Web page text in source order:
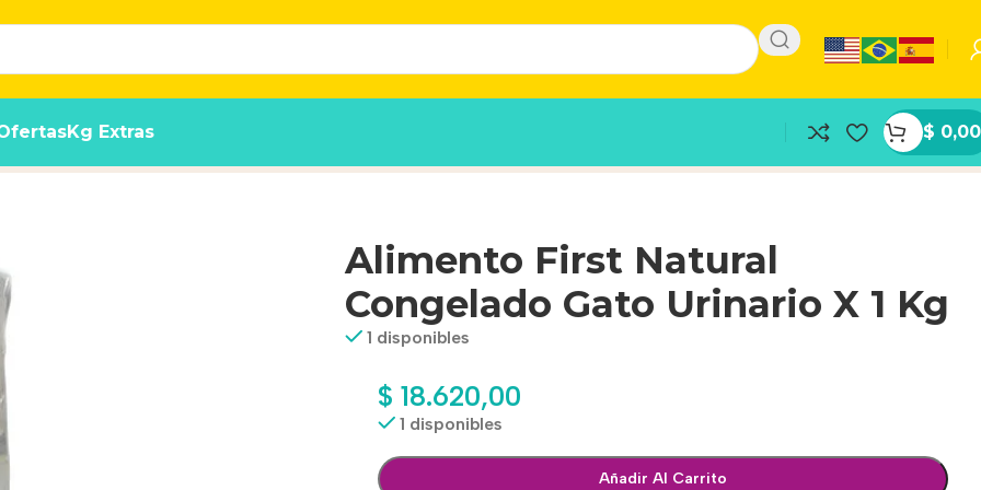
Kg Extras $ 0,00
X 1 Kg
Alimento First Natural
Congelado Gato Urinario X 1 Kg
1 disponibles
$ 18.620,00
1 disponibles
Añadir Al Carrito